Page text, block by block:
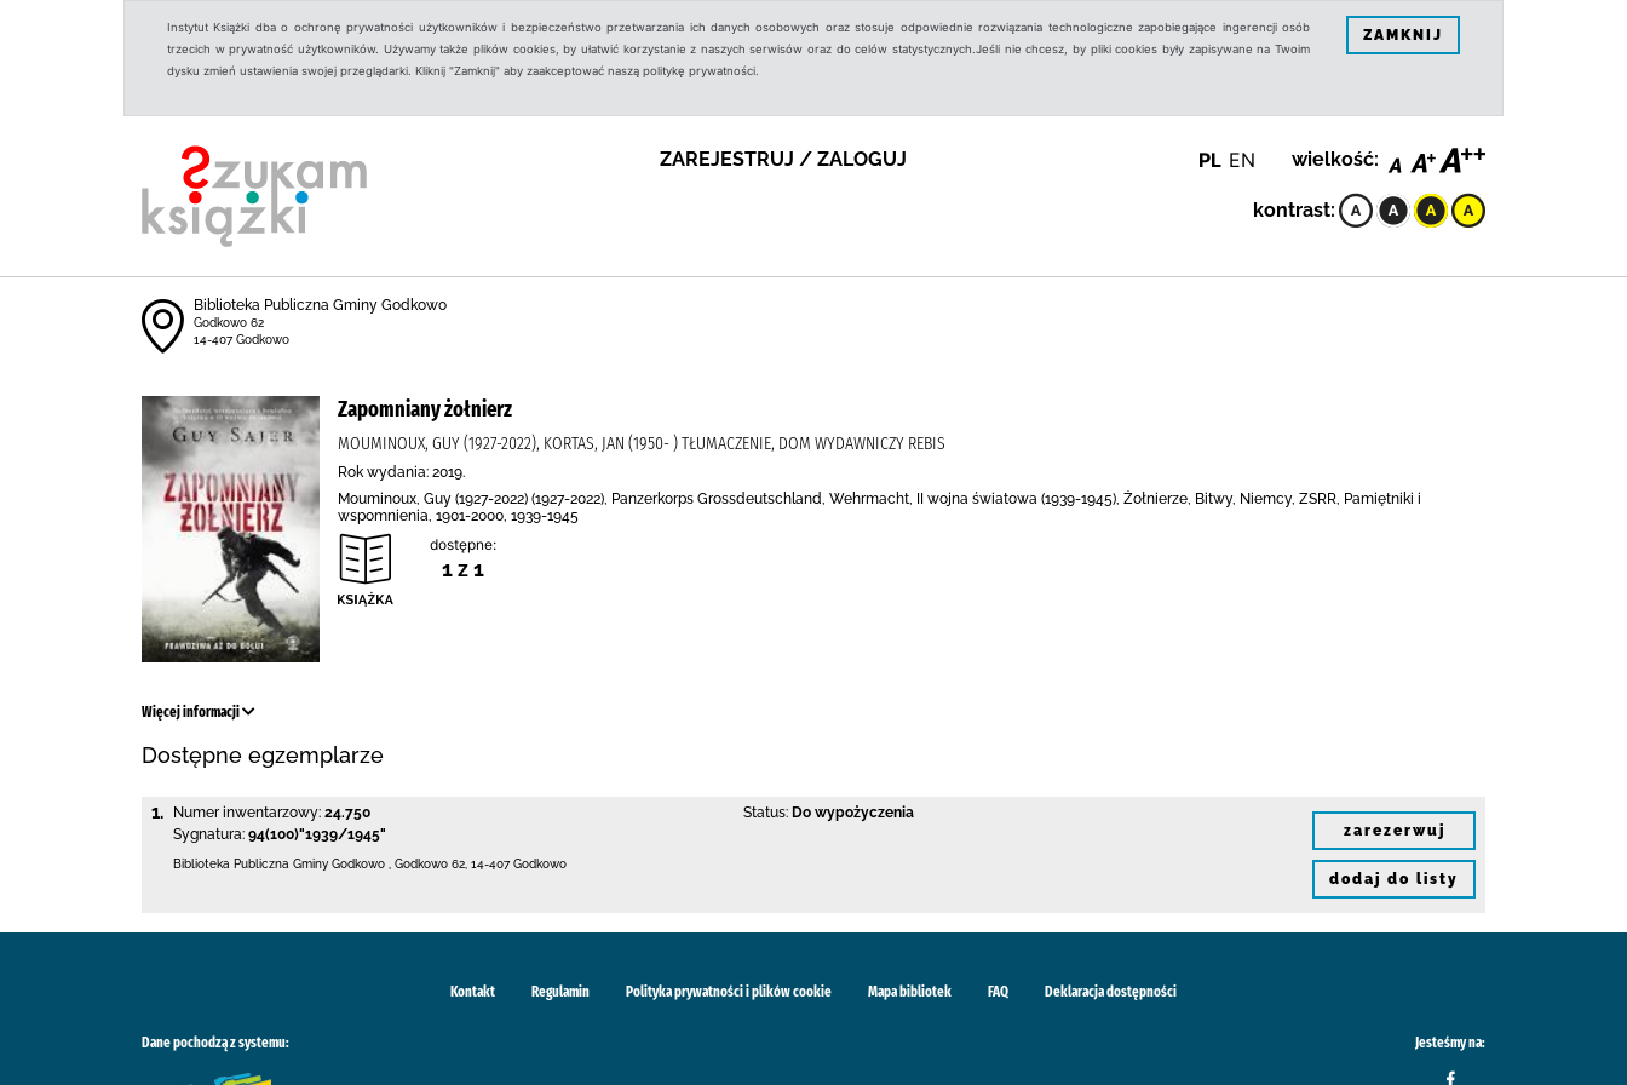
Instytut Książki dba o ochronę prywatności użytkowników i bezpieczeństwo przetwarzania ich danych osobowych oraz stosuje odpowiednie rozwiązania technologiczne zapobiegające ingerencji osób
trzecich w prywatność użytkowników. Używamy także plików cookies, by ułatwić korzystanie z naszych serwisów oraz do celów statystycznych.Jeśli nie chcesz, by pliki cookies były zapisywane na Twoim
dysku zmień ustawienia swojej przeglądarki. Kliknij "Zamknij" aby zaakceptować naszą politykę prywatności.
ZAMKNIJ
ZAREJESTRUJ / ZALOGUJ PL EN wielkość:
kontrast:
Biblioteka Publiczna Gminy Godkowo
Godkowo 62
14-407 Godkowo
Zapomniany żołnierz
MOUMINOUX, GUY (1927-2022), KORTAS, JAN (1950- ) TŁUMACZENIE, DOM WYDAWNICZY REBIS
Rok wydania: 2019.
Mouminoux, Guy (1927-2022) (1927-2022), Panzerkorps Grossdeutschland, Wehrmacht, II wojna światowa (1939-1945), Żołnierze, Bitwy, Niemcy, ZSRR, Pamiętniki i
wspomnienia, 1901-2000, 1939-1945
dostępne:
1 z 1
Więcej informacji
Dostępne egzemplarze
1. Numer inwentarzowy: 24.750
Sygnatura: 94(100)"1939/1945"
Status: Do wypożyczenia
Biblioteka Publiczna Gminy Godkowo Godkowo 62 14-407 Godkowo
zarezerwuj
dodaj do listy
Kontakt Regulamin Polityka prywatności i plików cookie Mapa bibliotek FAQ Deklaracja dostępności
Dane pochodzą z systemu: Jesteśmy na: